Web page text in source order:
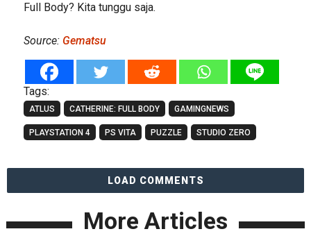
Full Body? Kita tunggu saja.
Source:Gematsu
Tags:
ATLUS CATHERINE: FULL BODY GAMINGNEWS
PLAYSTATION 4 PS VITA PUZZLE STUDIO ZERO
LOAD COMMENTS
More Articles